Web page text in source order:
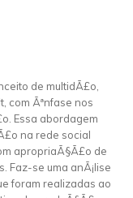
de multidÃ£o,
com Ãªnfase nos
Essa abordagem
na rede social
apropriaÃ§Ã£o de
Faz-se uma anÃ¡lise
foram realizadas ao